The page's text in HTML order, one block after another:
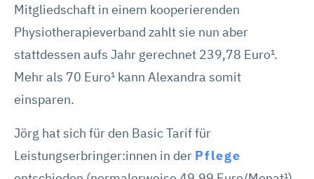
Mitgliedschaft in einem kooperierenden
Physiotherapieverband zahlt sie nun aber
stattdessen aufs Jahr gerechnet 239,78 Euro¹.
Mehr als 70 Euro¹ kann Alexandra somit
einsparen.
Jörg hat sich für den Basic Tarif für
Leistungserbringer:innen in der Pflege